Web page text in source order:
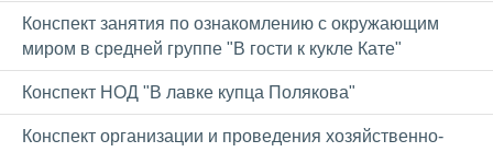
Конспект занятия по ознакомлению с окружающим
миром в средней группе "В гости к кукле Кате"
Конспект НОД "В лавке купца Полякова"
Конспект организации и проведения хозяйственно-